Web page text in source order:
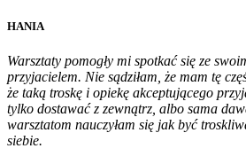
HANIA
Warsztaty pomogły mi spotkać się ze
przyjacielem. Nie sądziłam, że mam tę
że taką troskę i opiekę akceptującego
tylko dostawać z zewnątrz, albo sama
warsztatom nauczyłam się jak być
siebie.